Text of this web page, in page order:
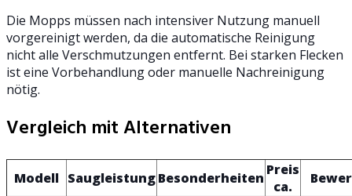
Die Mopps müssen nach intensiver Nutzung manuell
vorgereinigt werden, da die automatische Reinigung
nicht alle Verschmutzungen entfernt. Bei starken Flecken
ist eine Vorbehandlung oder manuelle Nachreinigung
nötig.
Vergleich mit Alternativen
Modell SaugleistungBesonderheiten Preis
ca.